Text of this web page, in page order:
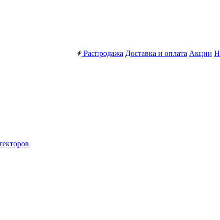
Распродажа Доставка и оплата Акции